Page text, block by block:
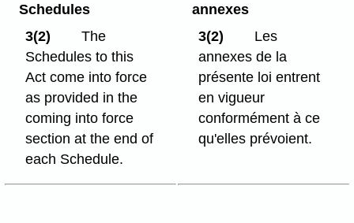
Schedules
3(2)
The
Schedules to this
Act come into force
as provided in the
coming into force
section at the end of
each Schedule.
annexes
3(2)
Les
annexes de la
présente loi entrent
en vigueur
conformément à ce
qu'elles prévoient.